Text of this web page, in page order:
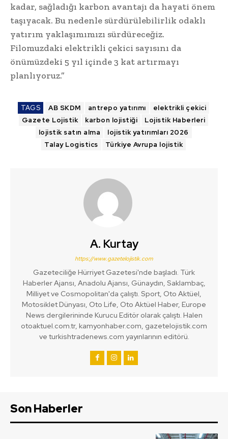
kadar, sağladığı karbon avantajı da hayati önem
taşıyacak. Bu nedenle sürdürülebilirlik odaklı
yatırım yaklaşımımızı sürdüreceğiz.
Filomuzdaki elektrikli çekici sayısını da
önümüzdeki 5 yıl içinde 3 kat artırmayı
planlıyoruz.”
TAGS AB SKDM antrepo yatırımı
elektrikli çekici
Gazete Lojistik
karbon lojistiği
Lojistik Haberleri
lojistik satın alma
lojistik yatırımları 2026
Talay Logistics
Türkiye Avrupa lojistik
A. Kurtay
https://www.gazetelojistik.com
Gazeteciliğe Hürriyet Gazetesi'nde başladı. Türk
Haberler Ajansı, Anadolu Ajansı, Günaydın, Saklambaç,
Milliyet ve Cosmopolitan'da çalıştı. Sport, Oto Aktüel,
Motosiklet Dünyası, Oto Life, Oto Aktüel Haber, Europe
News dergilerininde Kurucu Editör olarak çalıştı. Halen
otoaktuel.com.tr, kamyonhaber.com, gazetelojistik.com
ve turkishtradenews.com yayınlarının editörü.
Son Haberler